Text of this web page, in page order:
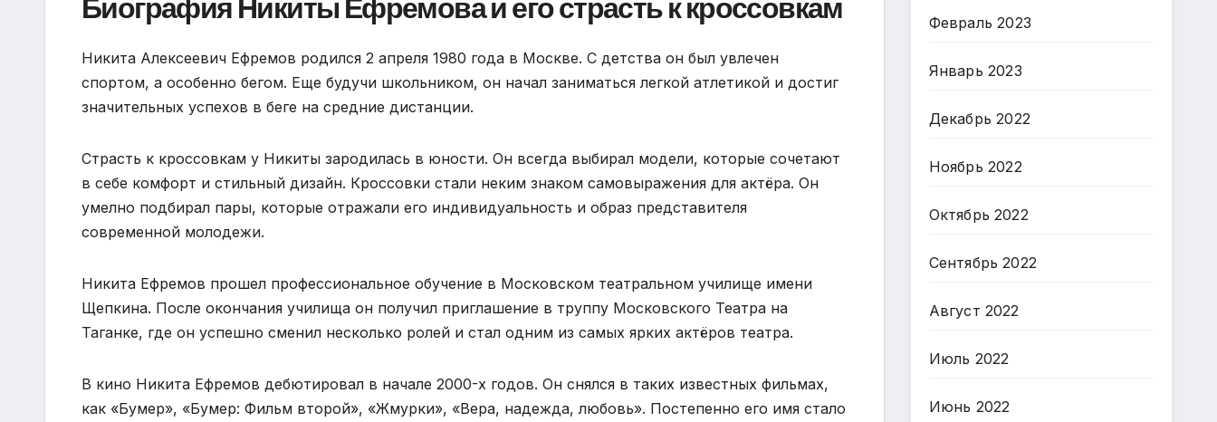
Никита Алексеевич Ефремов родился 2 апреля 1980 года в Москве. С детства он был увлечен
спортом, а особенно бегом. Еще будучи школьником, он начал заниматься легкой атлетикой и достиг
значительных успехов в беге на средние дистанции.
Страсть к кроссовкам у Никиты зародилась в юности. Он всегда выбирал модели, которые сочетают
в себе комфорт и стильный дизайн. Кроссовки стали неким знаком самовыражения для актёра. Он
умелно подбирал пары, которые отражали его индивидуальность и образ представителя
современной молодежи.
Никита Ефремов прошел профессиональное обучение в Московском театральном училище имени
Щепкина. После окончания училища он получил приглашение в труппу Московского Театра на
Таганке, где он успешно сменил несколько ролей и стал одним из самых ярких актёров театра.
В кино Никита Ефремов дебютировал в начале 2000-х годов. Он снялся в таких известных фильмах,
как «Бумер», «Бумер: Фильм второй», «Жмурки», «Вера, надежда, любовь». Постепенно его имя стало
Февраль 2023
Январь 2023
Декабрь 2022
Ноябрь 2022
Октябрь 2022
Сентябрь 2022
Август 2022
Июль 2022
Июнь 2022